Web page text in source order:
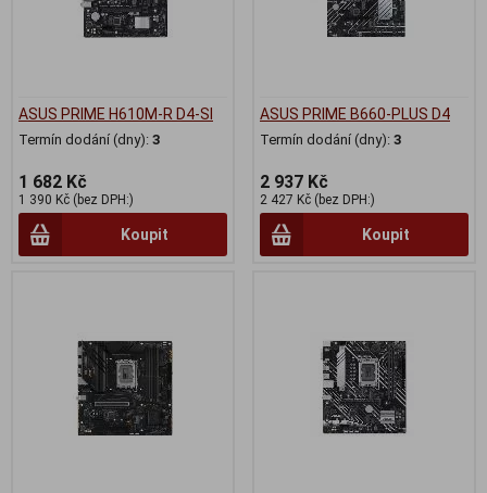
ASUS PRIME H610M-R D4-SI
Termín dodání (dny): 3
1 682 Kč
1 390 Kč (bez DPH:)
Koupit
ASUS PRIME B660-PLUS D4
Termín dodání (dny): 3
2 937 Kč
2 427 Kč (bez DPH:)
Koupit